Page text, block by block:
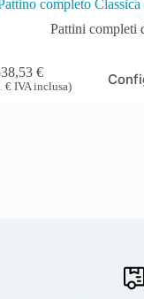
completo
Pattini completi
€
€IVA inclusa)